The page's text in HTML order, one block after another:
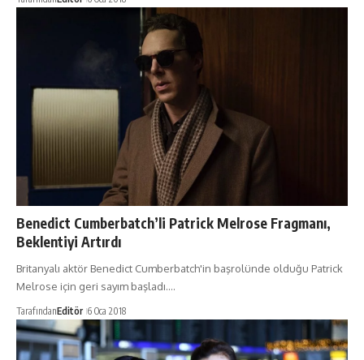
Benedict Cumberbatch’li Patrick Melrose Fragmanı,
Beklentiyi Artırdı
Britanyalı aktör Benedict Cumberbatch'in başrolünde olduğu Patrick
Melrose için geri sayım başladı.…
TarafındanEditör 6 Oca 2018